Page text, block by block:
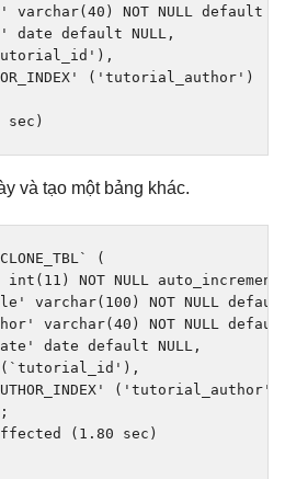
varchar( 40 ) NOT NULL default
date default NULL ,
),
( 'tutorial_author' )
sec )
và tạo một bảng khác.
(
int ( 11 ) NOT NULL auto_increment
varchar( 100 ) NOT NULL
varchar( 40 ) NOT NULL
date default NULL ,
( `tutorial_id'),
(1.80 sec)